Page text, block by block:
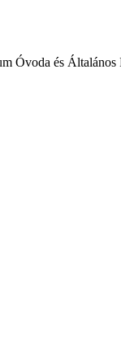
Óvoda és Általános